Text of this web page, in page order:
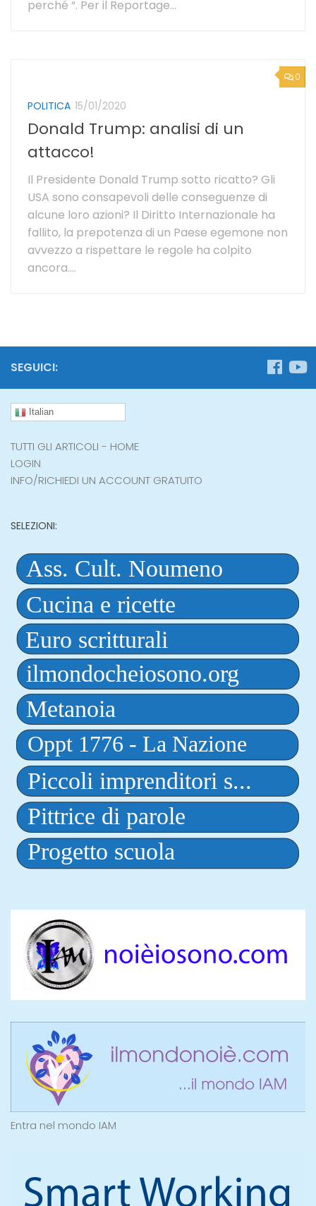
perché “. Per il Reportage...
0
POLITICA 15/01/2020
Donald Trump: analisi di un
attacco!
Il Presidente Donald Trump sotto ricatto? Gli
USA sono consapevoli delle conseguenze di
alcune loro azioni? Il Diritto Internazionale ha
fallito, la prepotenza di un Paese egemone non
avvezzo a rispettare le regole ha colpito
ancora....
SEGUICI:
Italian
TUTTI GLI ARTICOLI - HOME
LOGIN
INFO/RICHIEDI UN ACCOUNT GRATUITO
SELEZIONI:
Entra nel mondo IAM